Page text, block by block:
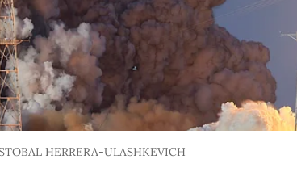
HERRERA-ULASHKEVICH